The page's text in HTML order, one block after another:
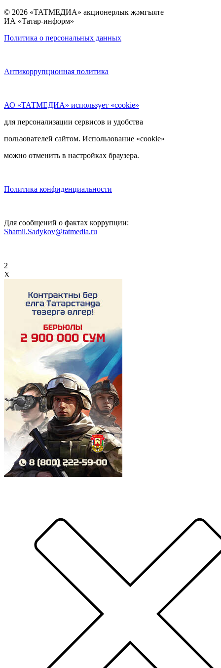
© 2026 «ТАТМЕДИА» акционерлык җәмгыяте
ИА «Татар-информ»
Политика о персональных данных
Антикоррупционная политика
АО «ТАТМЕДИА» использует «cookie»
для персонализации сервисов и удобства
пользователей сайтом. Использование «cookie»
можно отменить в настройках браузера.
Политика конфиденциальности
Для сообщений о фактах коррупции:
Shamil.Sadykov@tatmedia.ru
2
X